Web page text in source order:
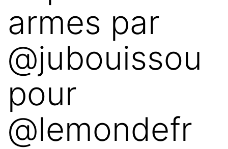
armes par
@jubouissou
pour
@lemondefr